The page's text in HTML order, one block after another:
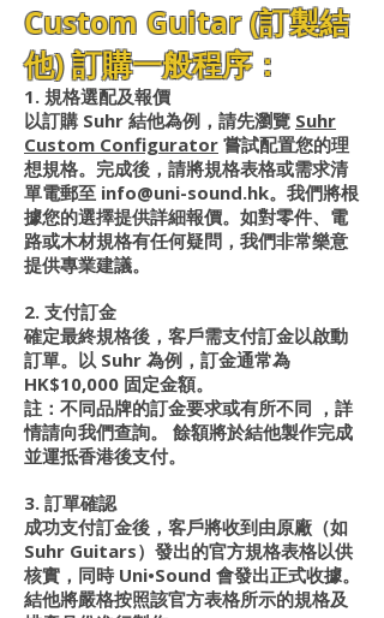
Custom Guitar (訂製結
他) 訂購一般程序：
1. 規格選配及報價
以訂購 Suhr 結他為例，請先瀏覽 Suhr
Custom Configurator 嘗試配置您的理
想規格。完成後，請將規格表格或需求清
單電郵至 info@uni-sound.hk。我們將根
據您的選擇提供詳細報價。如對零件、電
路或木材規格有任何疑問，我們非常樂意
提供專業建議。
2. 支付訂金
確定最終規格後，客戶需支付訂金以啟動
訂單。以 Suhr 為例，訂金通常為
HK$10,000 固定金額。
註：不同品牌的訂金要求或有所不同 ，詳
情請向我們查詢。 餘額將於結他製作完成
並運抵香港後支付。
3. 訂單確認
成功支付訂金後，客戶將收到由原廠（如
Suhr Guitars）發出的官方規格表格以供
核實，同時 Uni•Sound 會發出正式收據。
結他將嚴格按照該官方表格所示的規格及